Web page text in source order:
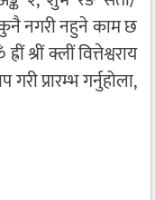
कुनै नगरी नहुने काम छ
श्रीं क्लीं वित्तेश्वराय
प्रारम्भ गर्नुहोला,